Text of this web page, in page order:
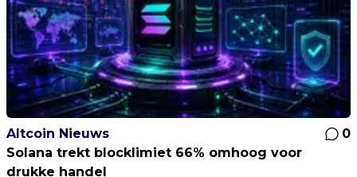
Altcoin Nieuws
0
Solana trekt blocklimiet 66% omhoog voor
drukke handel